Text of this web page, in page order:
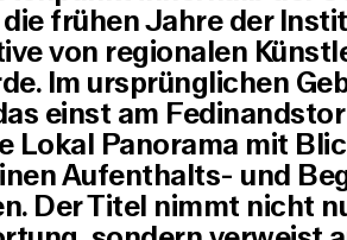
frühen Jahre der
von regionalen
Im ursprünglichen
einst am
Lokal Panorama mit
Aufenthalts- und
Der Titel nimmt nicht